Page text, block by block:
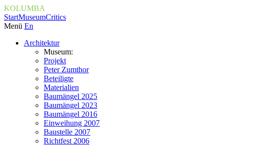
KOLUMBA
StartMuseumCritics
Menü En
Architektur
Museum:
Projekt
Peter Zumthor
Beteiligte
Materialien
Baumängel 2025
Baumängel 2023
Baumängel 2016
Einweihung 2007
Baustelle 2007
Richtfest 2006